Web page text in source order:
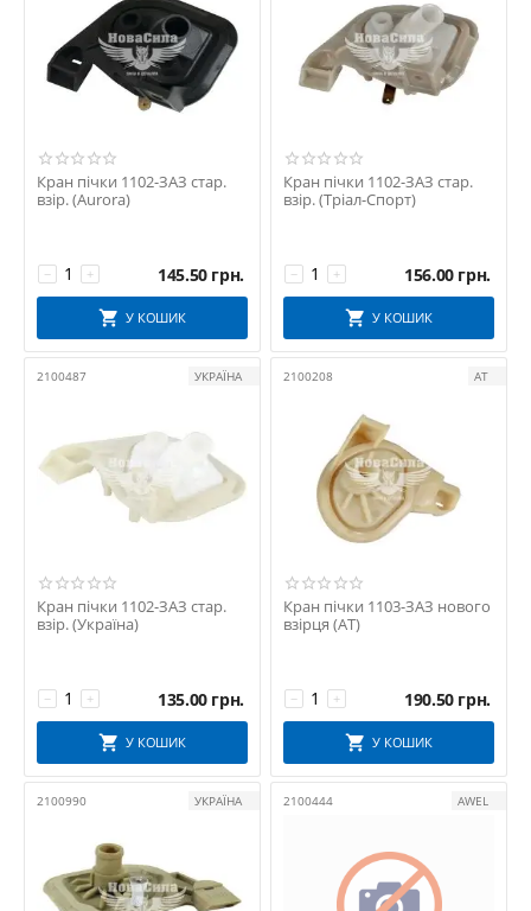
Кран пічки 1102-ЗАЗ стар.
взір. (Aurora)
+
− 145.50 грн.
У КОШИК
Кран пічки 1102-ЗАЗ стар.
взір. (Тріал-Спорт)
+
− 156.00 грн.
У КОШИК
2100487 УКРАЇНА
Кран пічки 1102-ЗАЗ стар.
взір. (Україна)
+
− 135.00 грн.
У КОШИК
2100208 АТ
Кран пічки 1103-ЗАЗ нового
взірця (АТ)
+
− 190.50 грн.
У КОШИК
2100990 УКРАЇНА 2100444 AWEL